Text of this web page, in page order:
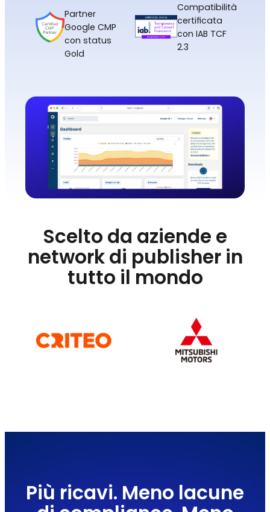
Partner
Google CMP
con status
Gold
Compatibilità
certificata
con IAB TCF
2.3
Scelto da aziende e
network di publisher in
tutto il mondo
Più ricavi. Meno lacune